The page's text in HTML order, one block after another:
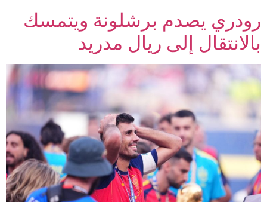
رودري يصدم برشلونة ويتمسك
بالانتقال إلى ريال مدريد